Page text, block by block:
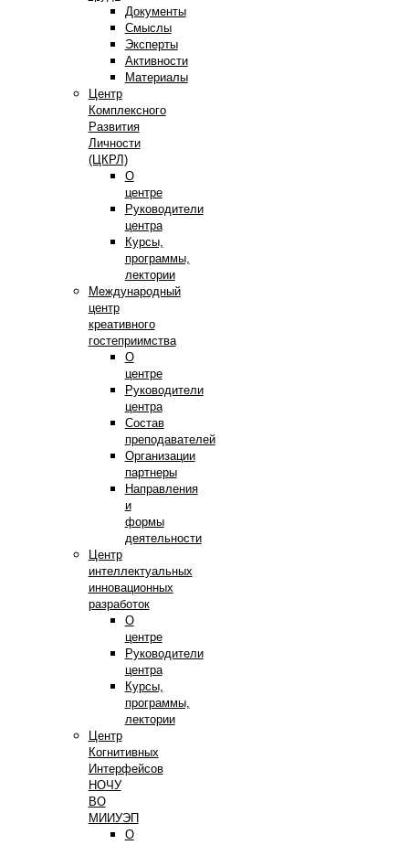
Документы
Смыслы
Эксперты
Активности
Материалы
Центр
Комплексного
Развития
Личности
(ЦКРЛ)
О
центре
Руководители
центра
Курсы,
программы,
лектории
Международный
центр
креативного
гостеприимства
О
центре
Руководители
центра
Состав
преподавателей
Организации
партнеры
Направления
и
формы
деятельности
Центр
интеллектуальных
инновационных
разработок
О
центре
Руководители
центра
Курсы,
программы,
лектории
Центр
Когнитивных
Интерфейсов
НОЧУ
ВО
МИИУЭП
О